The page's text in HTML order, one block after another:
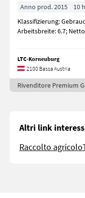
Anno prod. 2015
10 h
Klassifizierung:
Arbeitsbreite: 6.7;
LTC-Korneuburg
2100 Bassa Austria
Rivenditore Premium
Altri link
Raccolto agricolo